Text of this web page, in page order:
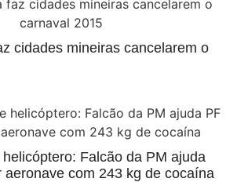
cidades mineiras cancelarem o
Falcão da PM ajuda
aeronave com 243 kg de cocaína